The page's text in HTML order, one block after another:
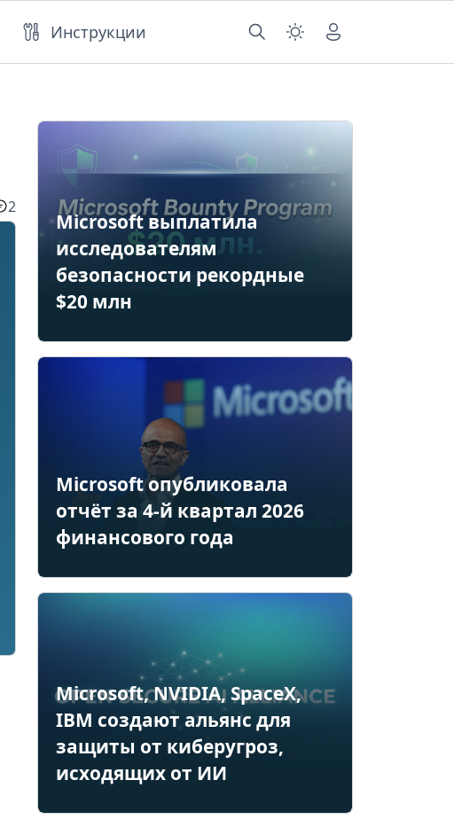
Инструкции
2
Microsoft выплатила
исследователям
безопасности рекордные
$20 млн
Microsoft опубликовала
отчёт за 4-й квартал 2026
финансового года
Microsoft, NVIDIA, SpaceX,
IBM создают альянс для
защиты от киберугроз,
исходящих от ИИ